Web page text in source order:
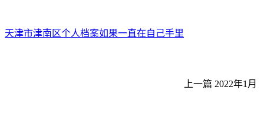
天津市津南区个人档案如果一直在自己手里
上一篇 2022年1月